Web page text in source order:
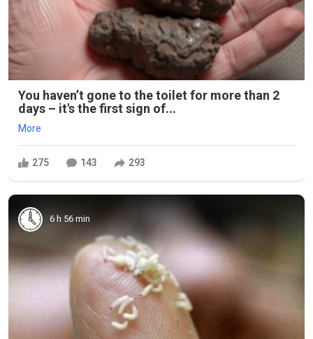
You haven’t gone to the toilet for more than 2
days – it's the first sign of...
More
275 143 293
6 h 56 min